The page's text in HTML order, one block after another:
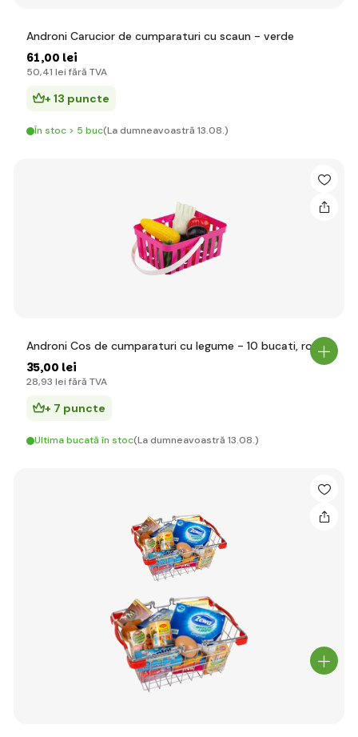
Androni Carucior de cumparaturi cu scaun - verde
61,00 lei
50,41 lei fără TVA
+ 13 puncte
În stoc > 5 buc(La dumneavoastră 13.08.)
Androni Cos de cumparaturi cu legume - 10 bucati, roz
35,00 lei
28,93 lei fără TVA
+ 7 puncte
Ultima bucată în stoc(La dumneavoastră 13.08.)